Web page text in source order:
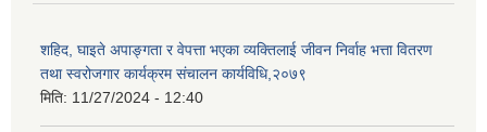
शहिद, घाइते अपाङ्गता र वेपत्ता भएका व्यक्तिलाई जीवन निर्वाह भत्ता वितरण
तथा स्वरोजगार कार्यक्रम संचालन कार्यविधि,२०७९
मिति: 11/27/2024 - 12:40